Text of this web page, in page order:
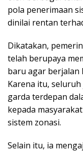
pola penerimaan
dinilai rentan
Dikatakan,
telah berupaya
baru agar berjalan
Karena itu,
garda terdepan
kepada
sistem zonasi.
Selain itu, ia